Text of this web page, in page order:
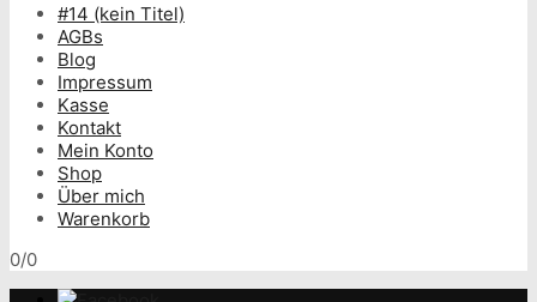
#14 (kein Titel)
AGBs
Blog
Impressum
Kasse
Kontakt
Mein Konto
Shop
Über mich
Warenkorb
0/0